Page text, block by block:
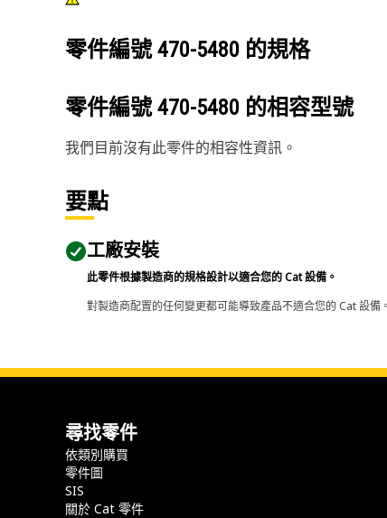
零件編號470-5480 的規格
零件編號470-5480 的相容型號
我們目前沒有此零件的相容性資訊。
要點
工廠安裝
此零件根據製造商的規格設計以適合您的 Cat 設備。
對製造商配置的任何變更都可能導致產品不適合您的 Cat 設
尋找零件
依類別購買
零件圖
SIS
關於 Cat 零件